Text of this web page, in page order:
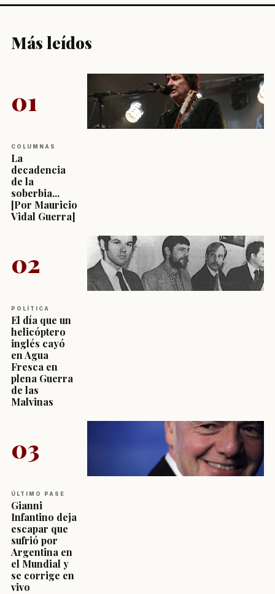
Más leídos
01
COLUMNAS
La
decadencia
de la
soberbia...
[Por Mauricio
Vidal Guerra]
02
POLÍTICA
El día que un
helicóptero
inglés cayó
en Agua
Fresca en
plena Guerra
de las
Malvinas
03
ÚLTIMO PASE
Gianni
Infantino deja
escapar que
sufrió por
Argentina en
el Mundial y
se corrige en
vivo